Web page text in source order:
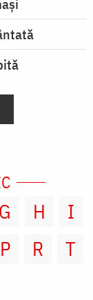
G H
I
P R
T